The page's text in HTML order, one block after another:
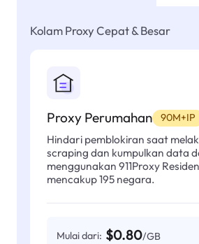
Kolam Proxy Cepat & Besar
Proxy Perumahan 90M+IP
Hindari pemblokiran saat
scraping dan kumpulkan data
menggunakan 911Proxy
mencakup 195 negara.
Mulai dari: $0.80/GB